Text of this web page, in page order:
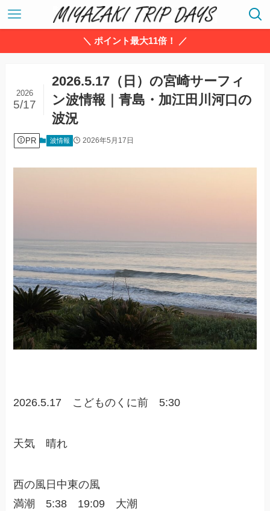
＼ ポイント最大11倍！ ／
2026.5.17（日）の宮崎サーフィ
ン波情報｜青島・加江田川河口の
波況
2026
5/17
PR 波情報 2026年5月17日
2026.5.17 こどものくに前 5:30
天気 晴れ
西の風日中東の風
満潮 5:38 19:09 大潮